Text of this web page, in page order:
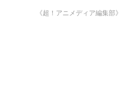
《超！アニメディア編集部》